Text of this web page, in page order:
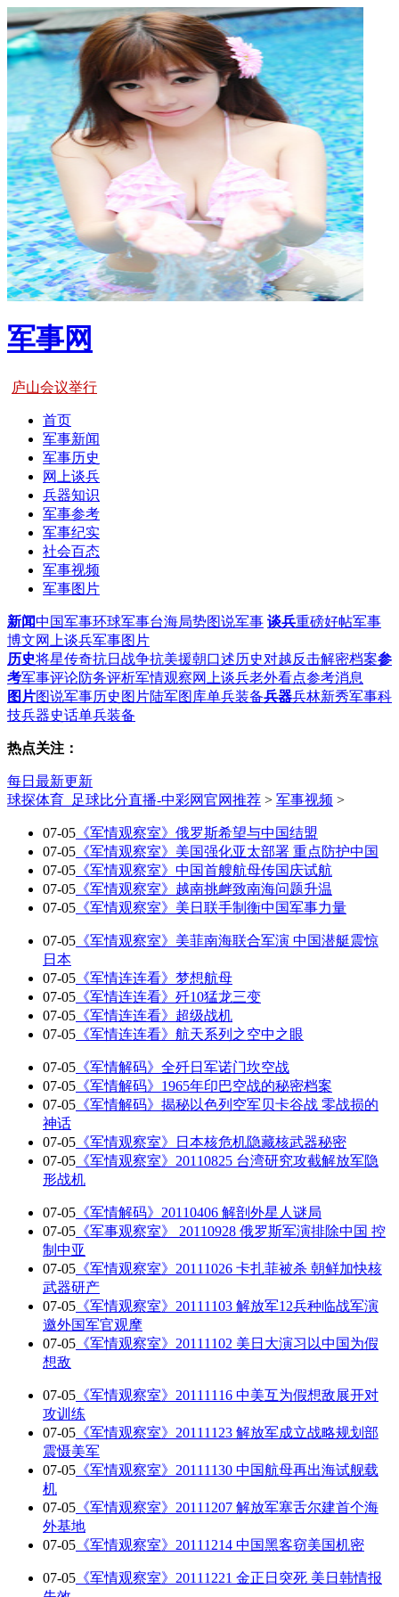
军事网
庐山会议举行
首页
军事新闻
军事历史
网上谈兵
兵器知识
军事参考
军事纪实
社会百态
军事视频
军事图片
新闻中国军事环球军事台海局势图说军事 谈兵重磅好帖军事
博文网上谈兵军事图片
历史将星传奇抗日战争抗美援朝口述历史对越反击解密档案参
考军事评论防务评析军情观察网上谈兵老外看点参考消息
图片图说军事历史图片陆军图库单兵装备兵器兵林新秀军事科
技兵器史话单兵装备
热点关注：
每日最新更新
球探体育_足球比分直播-中彩网官网推荐 > 军事视频 >
07-05 《军情观察室》俄罗斯希望与中国结盟
07-05 《军情观察室》美国强化亚太部署 重点防护中国
07-05 《军情观察室》中国首艘航母传国庆试航
07-05 《军情观察室》越南挑衅致南海问题升温
07-05 《军情观察室》美日联手制衡中国军事力量
07-05 《军情观察室》美菲南海联合军演 中国潜艇震惊
日本
07-05 《军情连连看》梦想航母
07-05 《军情连连看》歼10猛龙三变
07-05 《军情连连看》超级战机
07-05 《军情连连看》航天系列之空中之眼
07-05 《军情解码》全歼日军诺门坎空战
07-05 《军情解码》1965年印巴空战的秘密档案
07-05 《军情解码》揭秘以色列空军贝卡谷战 零战损的
神话
07-05 《军情观察室》日本核危机隐藏核武器秘密
07-05 《军情观察室》20110825 台湾研究攻截解放军隐
形战机
07-05 《军情解码》20110406 解剖外星人谜局
07-05 《军事观察室》 20110928 俄罗斯军演排除中国 控
制中亚
07-05 《军情观察室》20111026 卡扎菲被杀 朝鲜加快核
武器研产
07-05 《军情观察室》20111103 解放军12兵种临战军演
邀外国军官观摩
07-05 《军情观察室》20111102 美日大演习以中国为假
想敌
07-05 《军情观察室》20111116 中美互为假想敌展开对
攻训练
07-05 《军情观察室》20111123 解放军成立战略规划部
震慑美军
07-05 《军情观察室》20111130 中国航母再出海试舰载
机
07-05 《军情观察室》20111207 解放军塞舌尔建首个海
外基地
07-05 《军情观察室》20111214 中国黑客窃美国机密
07-05 《军情观察室》20111221 金正日突死 美日韩情报